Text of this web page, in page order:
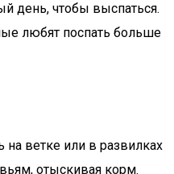
день, чтобы выспаться.
любят поспать больше
ветке или в развилках
отыскивая корм.